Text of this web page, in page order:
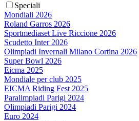
Speciali
Mondiali 2026
Roland Garros 2026
Sportmediaset Live Riccione 2026
Scudetto Inter 2026
Olimpiadi Invernali Milano Cortina 2026
Super Bowl 2026
Eicma 2025
Mondiale per club 2025
EICMA Riding Fest 2025
Paralimpiadi Parigi 2024
Olimpiadi Parigi 2024
Euro 2024